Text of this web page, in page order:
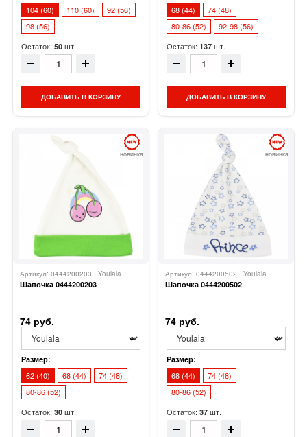
104 (60) 110 (60)
92 (56)
98 (56)
Остаток: 50 шт.
ДОБАВИТЬ В КОРЗИНУ
68 (44)
74 (48)
80-86 (52)
92-98 (56)
Остаток: 137 шт.
ДОБАВИТЬ В КОРЗИНУ
новинка
Шапочка 0444200203
Артикул: 0444200203 Youlala
74 руб.
Размер:
62 (40) 68 (44)
74 (48)
80-86 (52)
Остаток: 30 шт.
новинка
Шапочка 0444200502
Артикул: 0444200502 Youlala
74 руб.
Размер:
68 (44)
74 (48)
80-86 (52)
Остаток: 37 шт.